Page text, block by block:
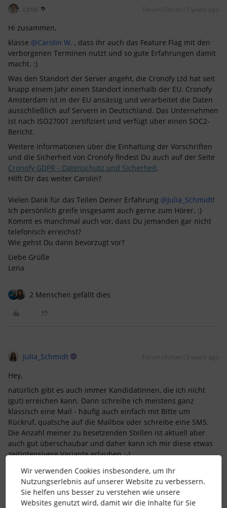
Lena Forum|Forum|3 years ago
Hi zusammen,
klasse @Carolin W. , dass ihr auch das Feature Flag mit den
verborgenen Terminen nutzt und so gute Erfahrungen damit
macht. :)
Was den Standort der Server angeht, die Cronofy Ltd hat seit
knapp einem Jahr einen Standort innerhalb der EU. Cronofy
Amsterdam ist in der EU ansässig und verarbeitet die Daten
ausschließlich auf Servern in Deutschland. Das Unternehmen
ist nach ISO27001 zertifiziert und verfügt über einen SOC2-
Bericht.
Weitere Informationen über die Einhaltung der Vorschriften
und die Sicherheit von Cronofy findest Du auch auf der Seite
Cronofy GDPR - Datenschutz und Sicherheit.
Hilft Dir das weiter Carolin?
Vielen Dank für das Teilen Deiner Erfahrung @Julia_Schmidt!
Ich persönlich greife insgesamt auch gerne zum Hörer. :)
Kommt es manchmal auch vor, dass Du jemanden gar nicht
telefonisch erreichst?
Wie gehst Du dann bevorzugt vor? ​​​​​​​
Liebe Grüße
Lena
2 Menschen gefällt dies
Julia_Schmidt Forum|Forum|3 years ago
Hey,
natürlich gibt es auch immer KandidatInnen, die ich nicht
(gut) erreichen kann. Dann schreibe ich meistens ganz
klassisch eine Mail - häufig auch einfach mit Bitte um
Rückruf, quatsche auf die Mailbox oder schreibe eine SMS.
Die Anzahl meiner zu besetzenden Stellen ist aktuell aber
auch gut überschaubar und daher kann ich mir diese etwas
zeitintensivere Variante erlauben :-)
Liebe Grüße
Julia
Wir verwenden Cookies insbesondere, um Ihr
Nutzungserlebnis auf unserer Website zu verbessern.
Sie helfen uns besser zu verstehen wie unsere
Websites genutzt wird, damit wir die Inhalte für Sie